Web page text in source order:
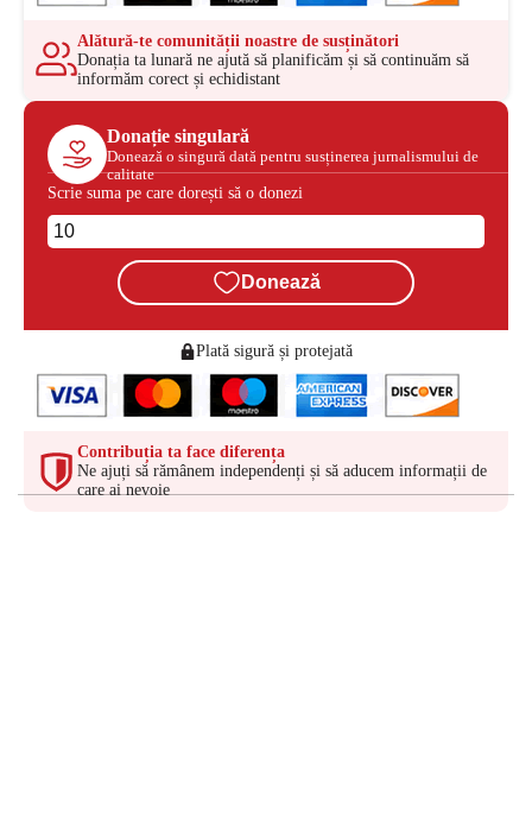
Alătură-te comunității noastre de susținători
Donația ta lunară ne ajută să planificăm și să continuăm să
informăm corect și echidistant
Donație singulară
Donează o singură dată pentru susținerea jurnalismului de
calitate
Scrie suma pe care dorești să o donezi
Donează
Plată sigură și protejată
Contribuția ta face diferența
Ne ajuți să rămânem independenți și să aducem informații de
care ai nevoie